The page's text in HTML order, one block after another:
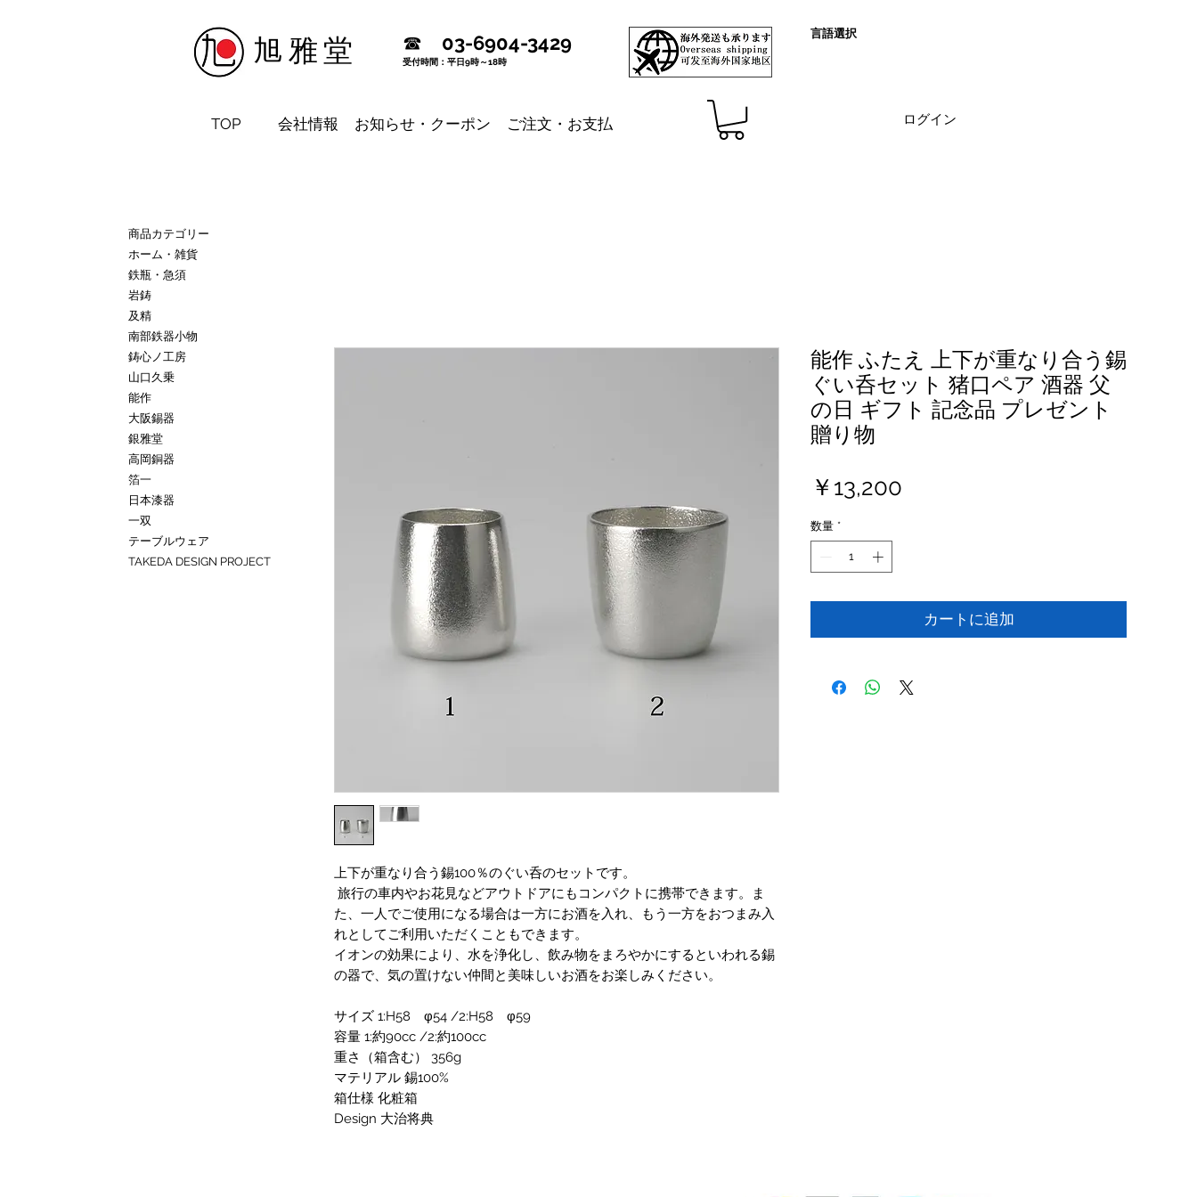
​旭雅堂 ☎ 03-6904-3429
受付時間：平日9時～18時
TOP 会社情報 お知らせ・クーポン ご注文・お支払
​言語選択
ログイン
上下が重なり合う錫100％のぐい呑のセットです。
旅行の車内やお花見などアウトドアにもコンパクトに携帯できます。ま
た、一人でご使用になる場合は一方にお酒を入れ、もう一方をおつまみ入
れとしてご利用いただくこともできます。
イオンの効果により、水を浄化し、飲み物をまろやかにするといわれる錫
の器で、気の置けない仲間と美味しいお酒をお楽しみください。
サイズ 1:H58 φ54 /2:H58 φ59
容量 1:約90cc /2:約100cc
重さ（箱含む） 356g
マテリアル 錫100%
箱仕様 化粧箱
Design 大治将典
能作 ふたえ 上下が重なり合う錫
ぐい呑セット 猪口ペア 酒器 父
の日 ギフト 記念品 プレゼント
贈り物
￥13,200
数量 *
カートに追加
商品カテゴリー
ホーム・雑貨
鉄瓶・急須
岩鋳
及精
南部鉄器小物
鋳心ノ工房
山口久乗
能作
大阪錫器
銀雅堂
高岡銅器
箔一
日本漆器
一双
テーブルウェア
TAKEDA DESIGN PROJECT